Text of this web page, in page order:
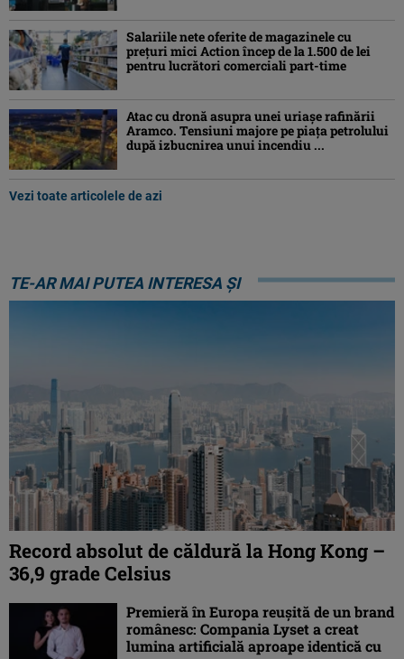
Salariile nete oferite de magazinele cu
prețuri mici Action încep de la 1.500 de lei
pentru lucrători comerciali part-time
Atac cu dronă asupra unei uriașe rafinării
Aramco. Tensiuni majore pe piața petrolului
după izbucnirea unui incendiu ...
Vezi toate articolele de azi
TE-AR MAI PUTEA INTERESA ȘI
Record absolut de căldură la Hong Kong –
36,9 grade Celsius
Premieră în Europa reușită de un brand
românesc: Compania Lyset a creat
lumina artificială aproape identică cu